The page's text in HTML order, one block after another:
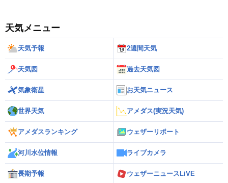
天気メニュー
天気予報 2週間天気
天気図 過去天気図
気象衛星 お天気ニュース
世界天気 アメダス(実況天気)
アメダスランキング ウェザーリポート
河川水位情報 ライブカメラ
長期予報 ウェザーニュースLiVE